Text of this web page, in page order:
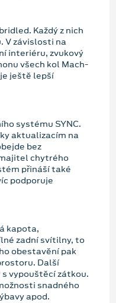
Každý z nich
V závislosti na
interiéru, zvukový
všech kol Mach-
ještě lepší
systému SYNC.
aktualizacím na
bez
chytrého
přináší také
podporuje
kapota,
zadní svítilny, to
obestavění pak
Další
vypouštěcí zátkou.
snadného
apod.